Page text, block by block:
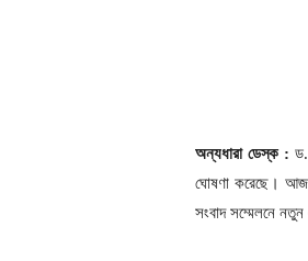
অন্যধারা ডেস্ক :
ঘোষণা করেছে। আজ
সংবাদ সম্মেলনে